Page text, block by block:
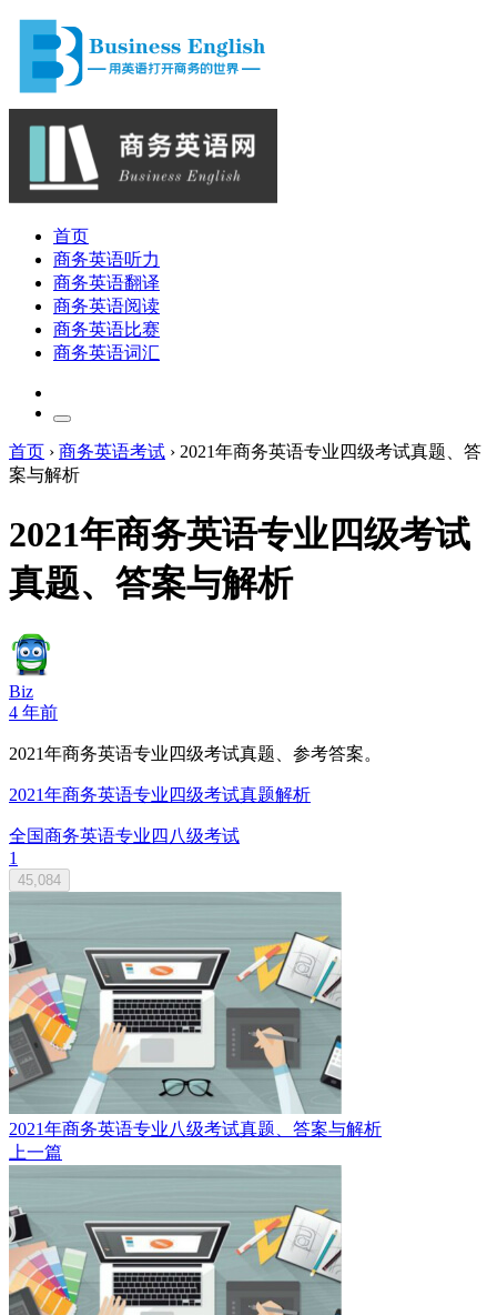
首页
商务英语听力
商务英语翻译
商务英语阅读
商务英语比赛
商务英语词汇
首页 › 商务英语考试 › 2021年商务英语专业四级考试真题、答
案与解析
2021年商务英语专业四级考试
真题、答案与解析
Biz
4 年前
2021年商务英语专业四级考试真题、参考答案。
2021年商务英语专业四级考试真题解析
全国商务英语专业四八级考试
1
45,084
2021年商务英语专业八级考试真题、答案与解析
上一篇